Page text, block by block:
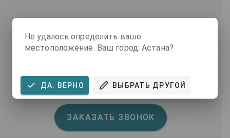
ДАННОМУ ТОВАРУ?
Также вы можете посмотретьFAQ .
ЗАКАЗАТЬ ЗВОНОК
Не удалось определить ваше
местоположение. Ваш город: Астана?
ДА. ВЕРНО ВЫБРАТЬ ДРУГОЙ